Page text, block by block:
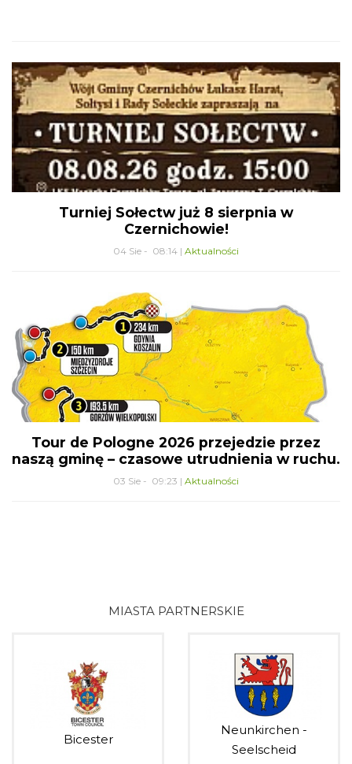
Turniej Sołectw już 8 sierpnia w
Czernichowie!
04 Sie - 08:14 | Aktualności
Tour de Pologne 2026 przejedzie przez
naszą gminę – czasowe utrudnienia w ruchu.
03 Sie - 09:23 | Aktualności
MIASTA PARTNERSKIE
Bicester
Neunkirchen -
Seelscheid